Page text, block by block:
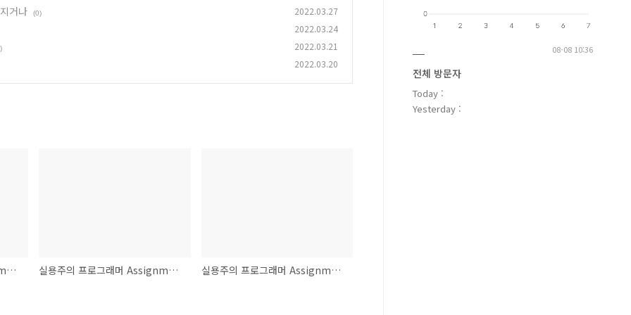
거나 (0)
2022.03.27
2022.03.24
2022.03.21
2022.03.20
실용주의 프로그래머 Assignment #08 - 5장. 구부러지거나 부러지거나 실용주의 프로그래머 Assignment #05 - 3장. 기본도구 실용주의 프로그래머 Assignment #03 - 2장.실용주의 접근법
08-08 10:36
전체 방문자
Today :
Yesterday :